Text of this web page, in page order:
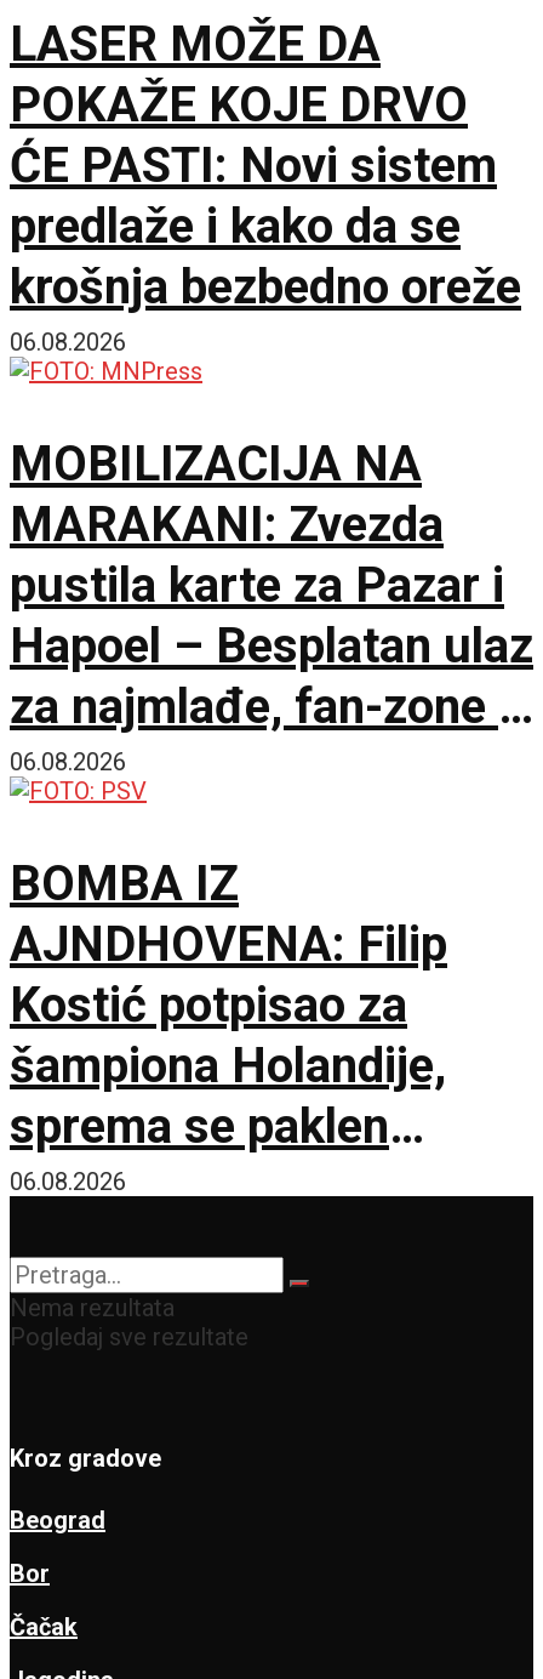
LASER MOŽE DA
POKAŽE KOJE DRVO
ĆE PASTI: Novi sistem
predlaže i kako da se
krošnja bezbedno oreže
06.08.2026
MOBILIZACIJA NA
MARAKANI: Zvezda
pustila karte za Pazar i
Hapoel – Besplatan ulaz
za najmlađe, fan-zone i
besplatna karta za
06.08.2026
BOMBA IZ
AJNDHOVENA: Filip
Kostić potpisao za
šampiona Holandije,
sprema se paklen
tandem na krilnim
pozicijama!
06.08.2026
Nema rezultata
Pogledaj sve rezultate
Kroz gradove
Beograd
Bor
Čačak